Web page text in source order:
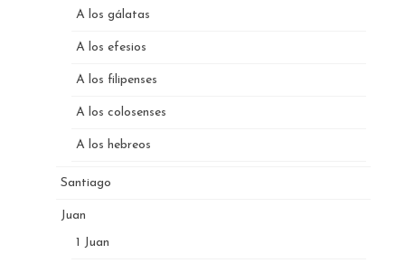
A los gálatas
A los efesios
A los filipenses
A los colosenses
A los hebreos
Santiago
Juan
1 Juan